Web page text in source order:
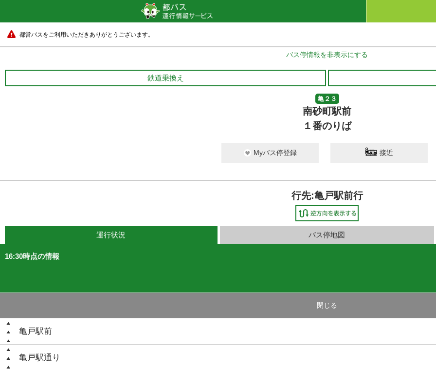
都営バスをご利用いただきありがとうございます。
バス停情報を非表示にする
鉄道乗換え
亀２３
南砂町駅前
１番のりば
Myバス停登録 接近
行先:亀戸駅前行
運行状況 バス停地図
16:30時点の情報
閉じる
亀戸駅前
亀戸駅通り